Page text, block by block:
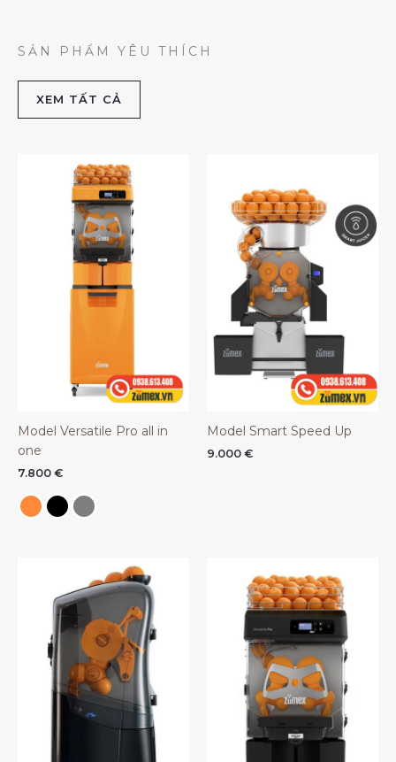
SẢN PHẨM YÊU THÍCH
XEM TẤT CẢ
Model Versatile Pro all in
one
7.800 €
Model Smart Speed Up
9.000 €